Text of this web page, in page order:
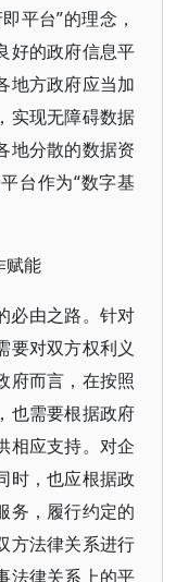
平台”的理念，
好的政府信息平
地方政府应当加
实现无障碍数据
地分散的数据资
台作为“数字基
赋能
必由之路。针对
要对双方权利义
府而言，在按照
也需要根据政府
相应支持。对企
时，也应根据政
务，履行约定的
方法律关系进行
法律关系上的平